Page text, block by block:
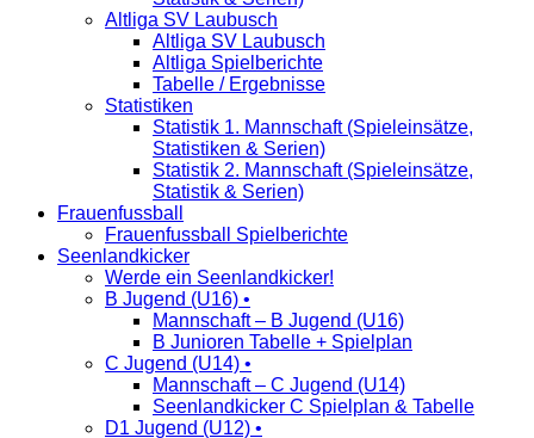
Altliga SV Laubusch
Altliga SV Laubusch
Altliga Spielberichte
Tabelle / Ergebnisse
Statistiken
Statistik 1. Mannschaft (Spieleinsätze,
Statistiken & Serien)
Statistik 2. Mannschaft (Spieleinsätze,
Statistik & Serien)
Frauenfussball
Frauenfussball Spielberichte
Seenlandkicker
Werde ein Seenlandkicker!
B Jugend (U16) •
Mannschaft – B Jugend (U16)
B Junioren Tabelle + Spielplan
C Jugend (U14) •
Mannschaft – C Jugend (U14)
Seenlandkicker C Spielplan & Tabelle
D1 Jugend (U12) •